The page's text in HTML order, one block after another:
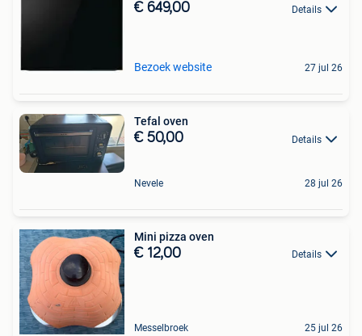
€ 649,00 Details
Bezoek website 27 jul 26
Tefal oven
€ 50,00 Details
Nevele 28 jul 26
Mini pizza oven
€ 12,00 Details
Messelbroek 25 jul 26